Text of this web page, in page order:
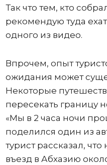
Так что тем, кто
рекомендую туда
одного из видео.
Впрочем, опыт
ожидания может
Некоторые
пересекать границу
«Мы в 2 часа ночи
поделился один из
турист рассказал,
въезд в Абхазию